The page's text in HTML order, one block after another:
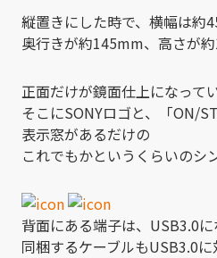
縦置きにした時で、横幅は約
奥行きが約145mm、高さが約
正面だけが鏡面仕上になってい
そこにSONYロゴと、「ON/
表示窓があるだけの
これでもかというくらいのシ
背面にある端子は、USB3.0に
同梱するケーブルもUSB3.0に